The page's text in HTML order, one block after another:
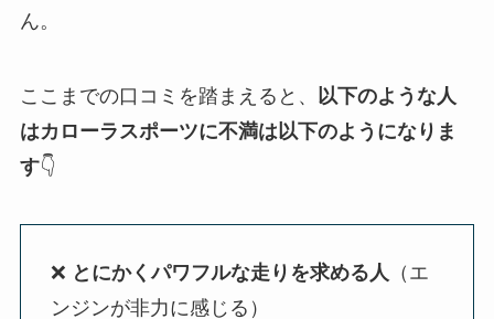
ん。
ここまでの口コミを踏まえると、 以下のような人
はカローラスポーツに不満は以下のようになりま
す👇
❌ とにかくパワフルな走りを求める人
（エ
ンジンが非力に感じる）